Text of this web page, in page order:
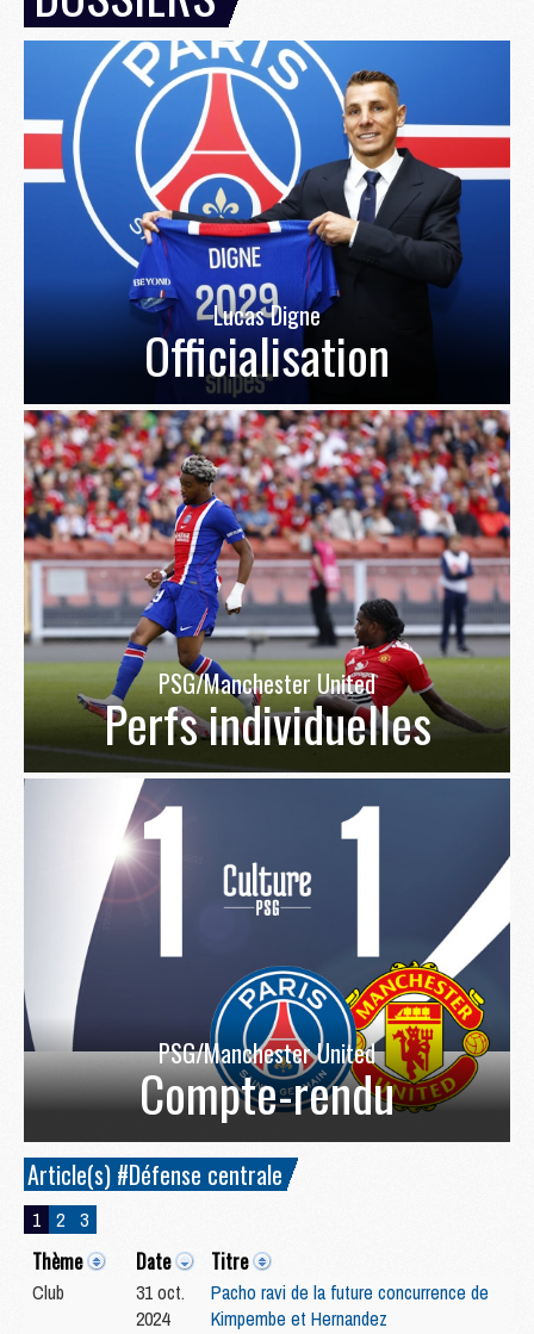
Lucas Digne
Officialisation
PSG/Manchester United
Perfs individuelles
PSG/Manchester United
Compte-rendu
Article(s) #Défense centrale
1 2 3
Thème Date Titre
Club
31 oct.
2024
Pacho ravi de la future concurrence de
Kimpembe et Hernandez